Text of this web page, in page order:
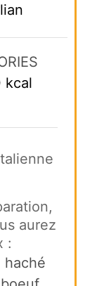
kcal
aurez
:
haché